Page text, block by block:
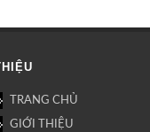
TRANG CHỦ
GIỚI THIỆU